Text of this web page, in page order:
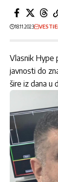
18.11.2023 VESTI
Vlasnik Hype
javnosti do
šire iz dana u